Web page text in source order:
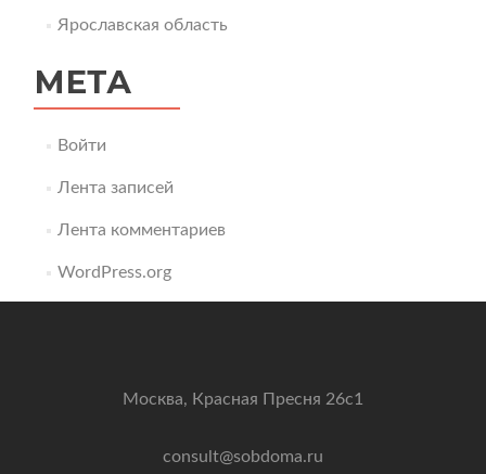
Ярославская область
МЕТА
Войти
Лента записей
Лента комментариев
WordPress.org
Москва, Красная Пресня 26с1
consult@sobdoma.ru